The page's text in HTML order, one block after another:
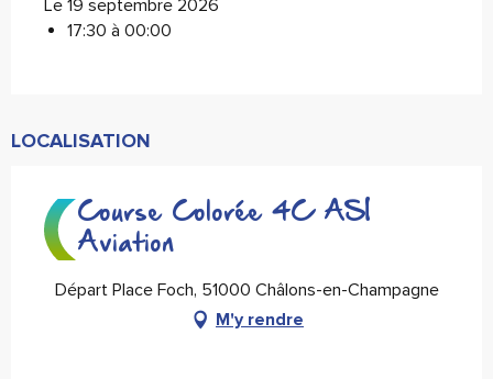
Le 19 septembre 2026
17:30 à 00:00
LOCALISATION
Course Colorée 4C ASI
Aviation
Départ Place Foch, 51000 Châlons-en-Champagne
M'y rendre